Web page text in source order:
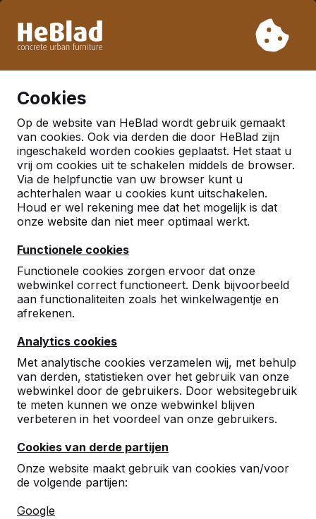
week 33. Houdt u daarom rekening met langere levertijden.
Cookies
Op de website van HeBlad wordt gebruik gemaakt
van cookies. Ook via derden die door HeBlad zijn
ingeschakeld worden cookies geplaatst. Het staat u
vrij om cookies uit te schakelen middels de browser.
Via de helpfunctie van uw browser kunt u
achterhalen waar u cookies kunt uitschakelen.
Houd er wel rekening mee dat het mogelijk is dat
onze website dan niet meer optimaal werkt.
Functionele cookies
Functionele cookies zorgen ervoor dat onze
webwinkel correct functioneert. Denk bijvoorbeeld
aan functionaliteiten zoals het winkelwagentje en
afrekenen.
Analytics cookies
Met analytische cookies verzamelen wij, met behulp
van derden, statistieken over het gebruik van onze
webwinkel door de gebruikers. Door websitegebruik
te meten kunnen we onze webwinkel blijven
verbeteren in het voordeel van onze gebruikers.
Cookies van derde partijen
Onze website maakt gebruik van cookies van/voor
de volgende partijen:
Google
Al meer dan 30.000 producten verkocht
Meer
Stenen picknickset
De mooiste stenen
dan wilt u dat deze er niet alleen mooi uitziet, maar
ook zeer duurzaam is. HeBlad is gespecialiseerd op
dit gebied. Wij vervaardigen meerdere modellen
park, speeltuin of schoolplein.